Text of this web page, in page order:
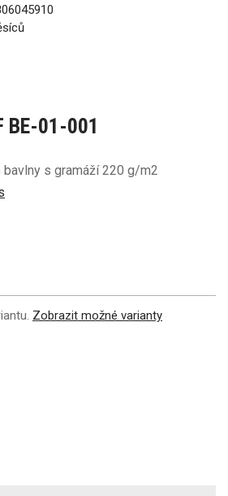
BE-01-001
s gramáží 220 g/m2
Zobrazit možné varianty